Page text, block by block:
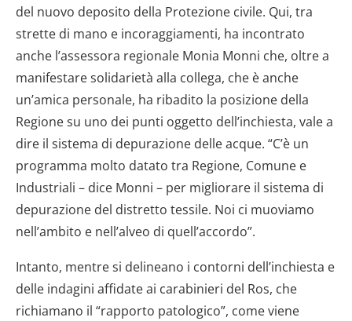
del nuovo deposito della Protezione civile. Qui, tra
strette di mano e incoraggiamenti, ha incontrato
anche l’assessora regionale Monia Monni che, oltre a
manifestare solidarietà alla collega, che è anche
un’amica personale, ha ribadito la posizione della
Regione su uno dei punti oggetto dell’inchiesta, vale a
dire il sistema di depurazione delle acque. “C’è un
programma molto datato tra Regione, Comune e
Industriali – dice Monni – per migliorare il sistema di
depurazione del distretto tessile. Noi ci muoviamo
nell’ambito e nell’alveo di quell’accordo”.
Intanto, mentre si delineano i contorni dell’inchiesta e
delle indagini affidate ai carabinieri del Ros, che
richiamano il “rapporto patologico”, come viene